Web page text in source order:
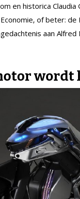
en historica
of beter: de
aan Alfred
wordt